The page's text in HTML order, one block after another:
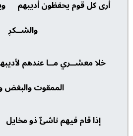
أرى كل قوم يحفظون أديبهم
والشــكرِ
خلا معشــري مــا عندهم
الممقوت والبغض
إذا قام فيهم ناشئٌ ذو